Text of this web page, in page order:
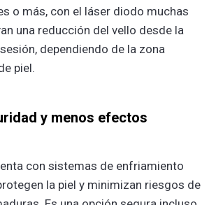
o más, con el láser diodo muchas
una reducción del vello desde la
dependiendo de la zona
piel.
y menos efectos
con sistemas de enfriamiento
la piel y minimizan riesgos de